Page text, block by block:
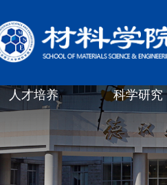
人才培养 科学研究